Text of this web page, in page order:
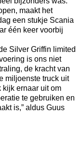
maakt het
een stukje Scania
één keer voorbij
Silver Griffin limited
is ons niet
de kracht van
miljoenste truck uit
kijk ernaar uit om
te gebruiken en
is,” aldus Guus